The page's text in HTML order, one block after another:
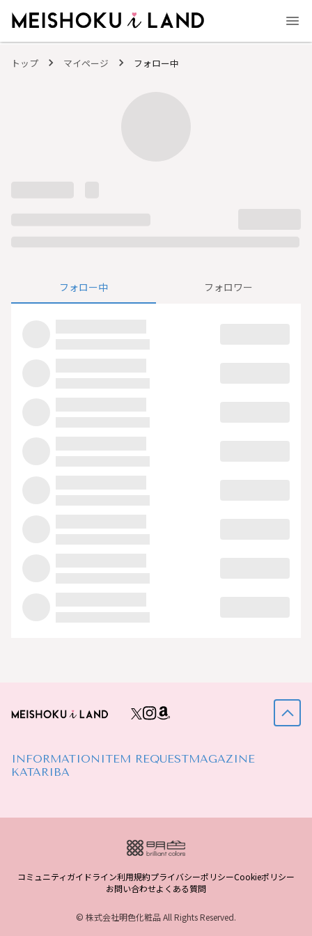
トップ マイページ フォロー中
フォロー中 フォロワー
INFORMATION ITEM REQUESTMAGAZINE
KATARIBA
コミュニティガイドライン利用規約プライバシーポリシーCookieポリシー
お問い合わせよくある質問
© 株式会社明色化粧品 All Rights Reserved.